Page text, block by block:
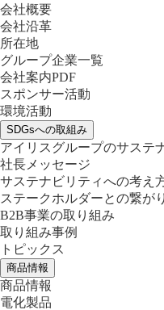
会社概要
会社沿革
所在地
グループ企業一覧
会社案内PDF
スポンサー活動
環境活動
SDGsへの取組み
アイリスグループのサステ
社長メッセージ
サステナビリティへの考え
ステークホルダーとの繋がり
B2B事業の取り組み
取り組み事例
トピックス
商品情報
商品情報
電化製品